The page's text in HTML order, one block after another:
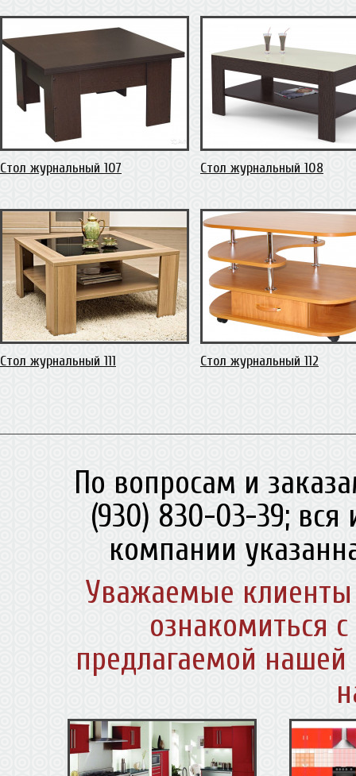
Стол журнальный 107 Стол журнальный 108
Стол журнальный 111 Стол журнальный 112
По вопросам и
(930) 830-03-39;
компании
Уважаемые
ознакомиться
предлагаемой